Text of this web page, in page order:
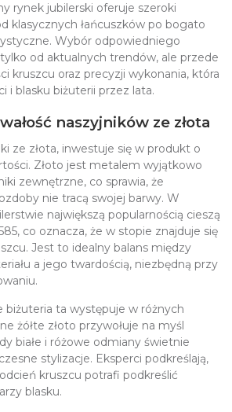
rynek jubilerski oferuje szeroki
klasycznych łańcuszków po bogato
Wybór odpowiedniego
od aktualnych trendów, ale przede
kruszcu oraz precyzji wykonania, która
i blasku biżuterii przez lata.
naszyjników ze złota
ze złota, inwestuje się w produkt o
Złoto jest metalem wyjątkowo
zewnętrzne, co sprawia, że
nie tracą swojej barwy. W
największą popularnością cieszą
co oznacza, że w stopie znajduje się
Jest to idealny balans między
a jego twardością, niezbędną przy
biżuteria ta występuje w różnych
żółte złoto przywołuje na myśl
białe i różowe odmiany świetnie
stylizacje. Eksperci podkreślają,
kruszcu potrafi podkreślić
blasku.